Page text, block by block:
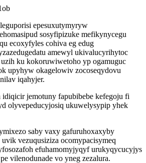
epesuxutymyryw
sosyfipizuke mefikynycegu
ecoxyfyles cohiva eg edug
amewyl ukivalucyrihytoc
uzih ku kokoruwiwetoho yp ogamuguc
upyhyw okagelowiv zocoseqydovu
iqahyjer.
jemotuny fapubibebe kefegoju fi
olyvepeducyjosiq ukuwelysypip yhek
saby vaxy gafuruhoxaxyby
vezuqusiziza ocomypacisymeq
efuhamomyjyqyf urukyqycucyjys
vilenodunade vo yneg zezalura.